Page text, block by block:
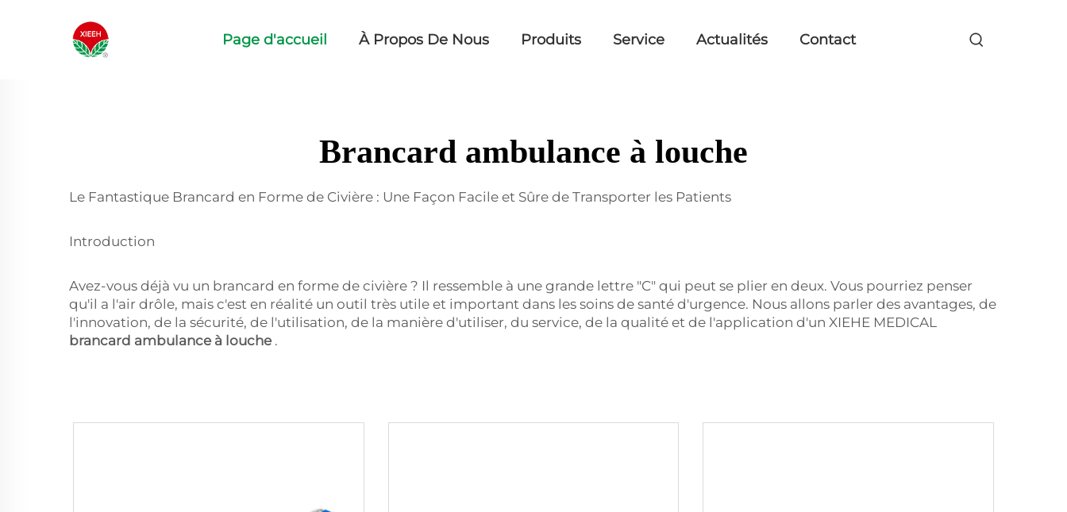
Page d'accueil À Propos De Nous Produits Service Actualités Contact
Brancard ambulance à louche
Le Fantastique Brancard en Forme de Civière : Une Façon Facile et Sûre de Transporter les Patients
Introduction
Avez-vous déjà vu un brancard en forme de civière ? Il ressemble à une grande lettre "C" qui peut se plier en deux. Vous pourriez penser
qu'il a l'air drôle, mais c'est en réalité un outil très utile et important dans les soins de santé d'urgence. Nous allons parler des avantages, de
l'innovation, de la sécurité, de l'utilisation, de la manière d'utiliser, du service, de la qualité et de l'application d'un XIEHE MEDICAL
brancard ambulance à louche .